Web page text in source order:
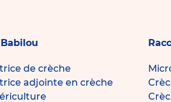
de crèche
adjointe en crèche